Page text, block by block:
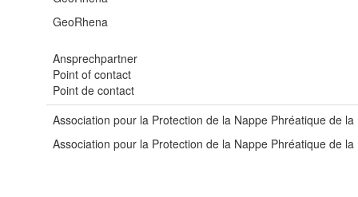
GeoRhena
Ansprechpartner
Point of contact
Point de contact
Association pour la Protection de la Nappe Phréatique de
Association pour la Protection de la Nappe Phréatique de